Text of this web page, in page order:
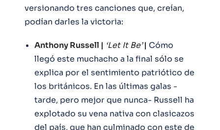
versionando tres canciones que, creían,
podían darles la victoria:
Anthony Russell | ‘Let It Be’| Cómo
llegó este muchacho a la final sólo se
explica por el sentimiento patriótico de
los británicos. En las últimas galas -
tarde, pero mejor que nunca- Russell ha
explotado su vena nativa con clasicazos
del país, que han culminado con este de